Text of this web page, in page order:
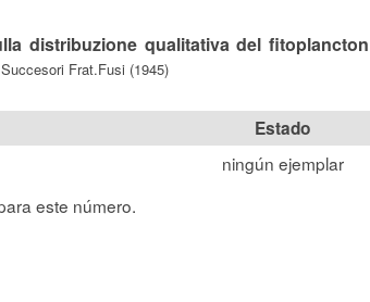
distribuzione qualitativa del
Frat.Fusi (1945)
Estado
ningún ejemplar
este número.